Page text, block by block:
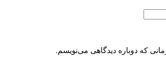
که دوباره دیدگاهی می‌نویسم.